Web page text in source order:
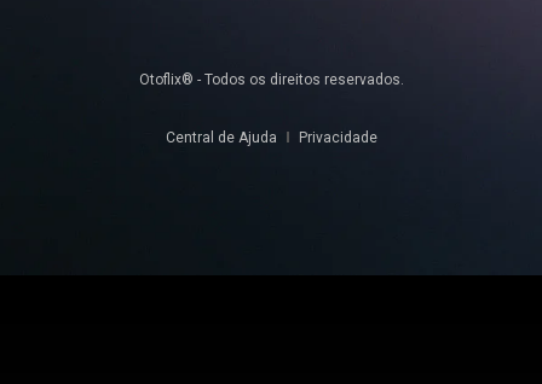
Otoflix® - Todos os direitos reservados.
Central de Ajuda Privacidade